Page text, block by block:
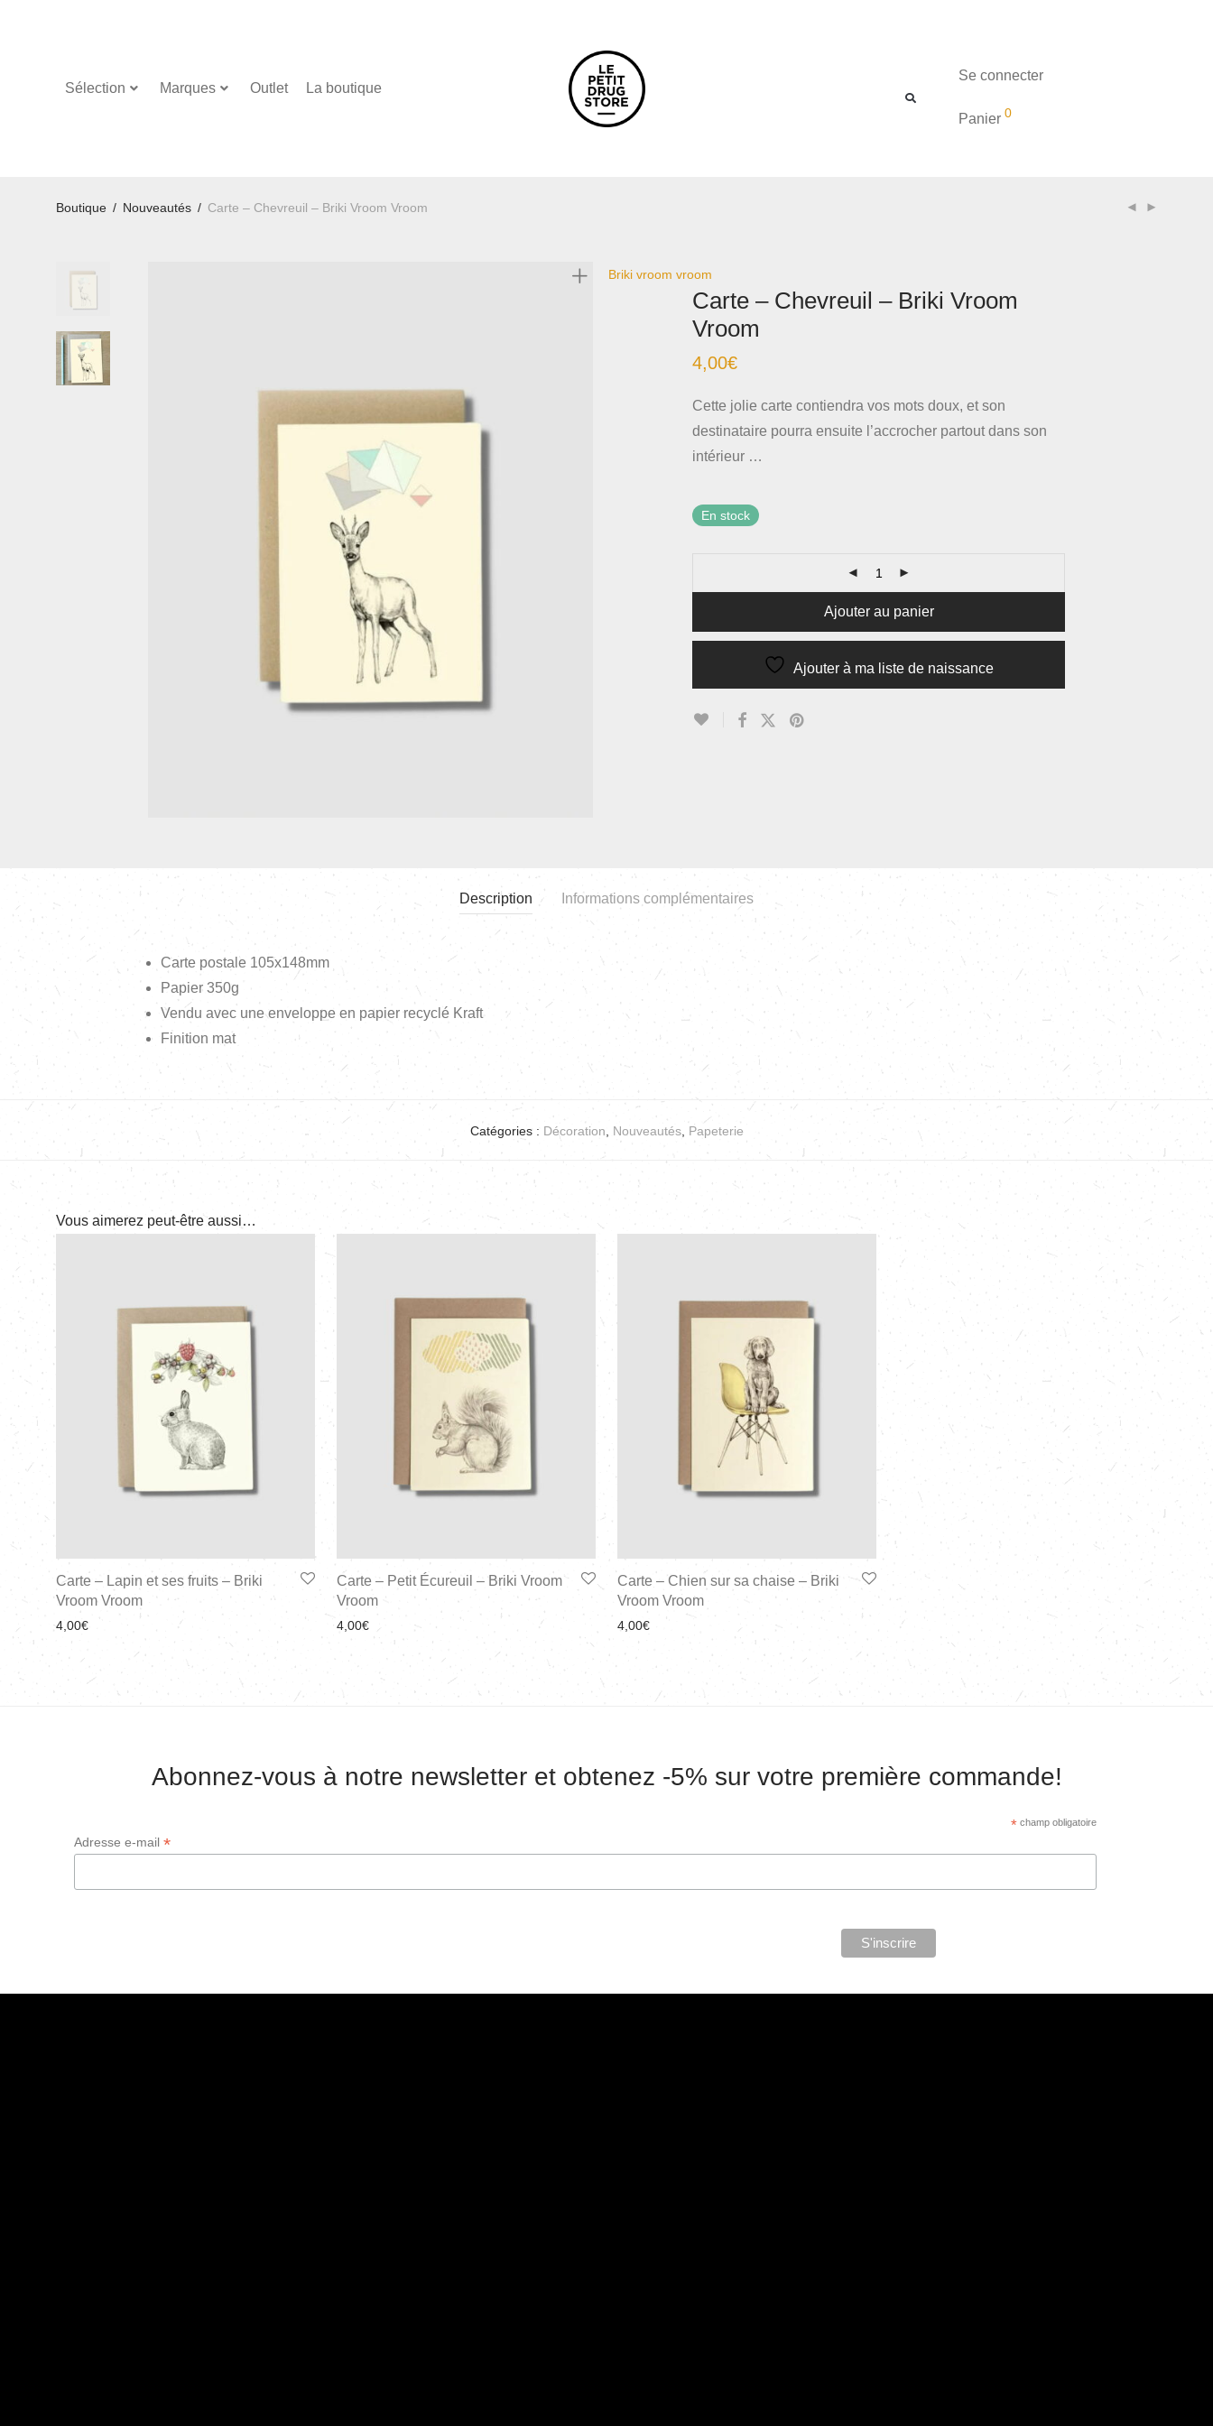
Sélection Marques Outlet La boutique
Se connecter
Panier 0
Boutique / Nouveautés / Carte – Chevreuil – Briki Vroom Vroom
Briki vroom vroom
Carte – Chevreuil – Briki Vroom
Vroom
4,00€
Cette jolie carte contiendra vos mots doux, et son
destinataire pourra ensuite l’accrocher partout dans son
intérieur …
En stock
Ajouter au panier
Ajouter à ma liste de naissance
Description Informations complémentaires
Carte postale 105x148mm
Papier 350g
Vendu avec une enveloppe en papier recyclé Kraft
Finition mat
Catégories : Décoration, Nouveautés, Papeterie
Vous aimerez peut-être aussi…
Carte – Lapin et ses fruits – Briki
Vroom Vroom
4,00€
Carte – Petit Écureuil – Briki Vroom
Vroom
4,00€
Carte – Chien sur sa chaise – Briki
Vroom Vroom
4,00€
Abonnez-vous à notre newsletter et obtenez -5% sur votre première commande!
*champ obligatoire
Adresse e-mail *